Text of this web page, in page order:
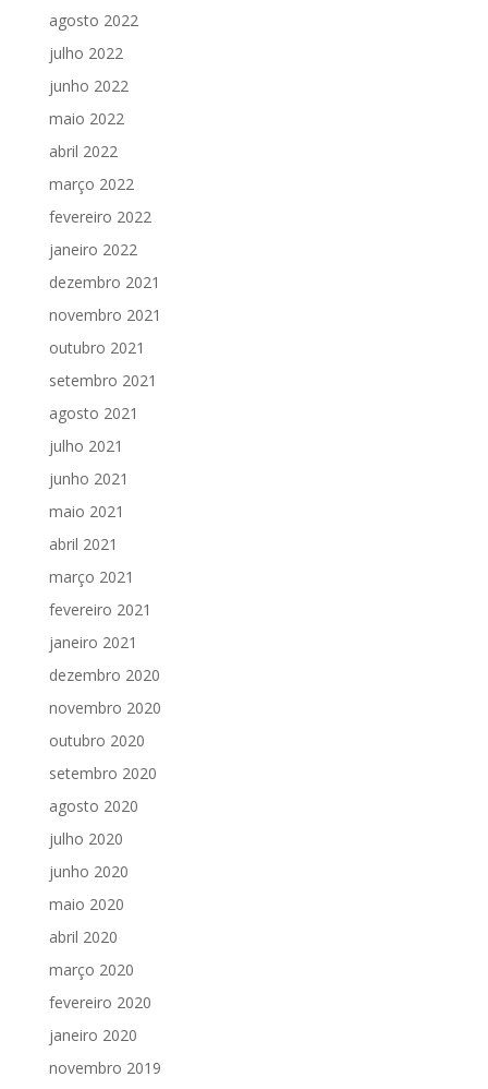
agosto 2022
julho 2022
junho 2022
maio 2022
abril 2022
março 2022
fevereiro 2022
janeiro 2022
dezembro 2021
novembro 2021
outubro 2021
setembro 2021
agosto 2021
julho 2021
junho 2021
maio 2021
abril 2021
março 2021
fevereiro 2021
janeiro 2021
dezembro 2020
novembro 2020
outubro 2020
setembro 2020
agosto 2020
julho 2020
junho 2020
maio 2020
abril 2020
março 2020
fevereiro 2020
janeiro 2020
novembro 2019